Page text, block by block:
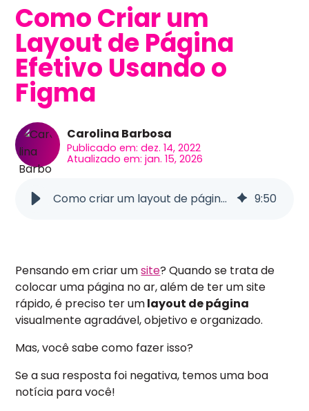
Como Criar um
Layout de Página
Efetivo Usando o
Figma
Carolina Barbosa
Publicado em: dez. 14, 2022
Atualizado em: jan. 15, 2026
Como criar um layout de página simples e objetivo pelo Figma 9:50
Pensando em criar umsite? Quando se trata de
colocar uma página no ar, além de ter um site
rápido, é preciso ter umlayout de página
visualmente agradável, objetivo e organizado.
Mas, você sabe como fazer isso?
Se a sua resposta foi negativa, temos uma boa
notícia para você!